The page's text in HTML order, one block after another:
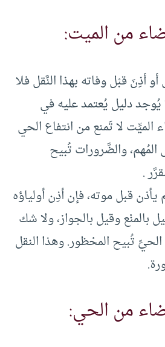
من الميت:
أذِنَ قبْل وفاته بهذا النَّقل فلا
دليل يُعتمد عليه في
الميِّت لا تَمنع من انتفاع الحي
المُهم، والضَّرورات تُبيح
.
قبل موته، فإن أذِن أولياؤه
بالمنْع وقيل بالجواز، ولا شك
تُبيح المحْظور. وهذا النقل
من الحي: